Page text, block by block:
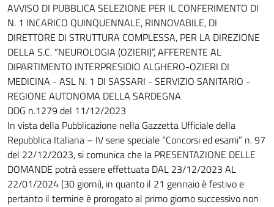
AVVISO DI PUBBLICA SELEZIONE PER IL CONFERIMENTO DI
N. 1 INCARICO QUINQUENNALE, RINNOVABILE, DI
DIRETTORE DI STRUTTURA COMPLESSA, PER LA DIREZIONE
DELLA S.C. “NEUROLOGIA (OZIERI)”, AFFERENTE AL
DIPARTIMENTO INTERPRESIDIO ALGHERO-OZIERI DI
MEDICINA - ASL N. 1 DI SASSARI - SERVIZIO SANITARIO -
REGIONE AUTONOMA DELLA SARDEGNA
DDG n.1279 del 11/12/2023
In vista della Pubblicazione nella Gazzetta Ufficiale della
Repubblica Italiana – IV serie speciale “Concorsi ed esami” n. 97
del 22/12/2023, si comunica che la PRESENTAZIONE DELLE
DOMANDE potrà essere effettuata DAL 23/12/2023 AL
22/01/2024 (30 giorni), in quanto il 21 gennaio è festivo e
pertanto il termine è prorogato al primo giorno successivo non